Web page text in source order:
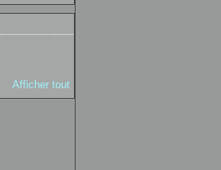
Afficher tout